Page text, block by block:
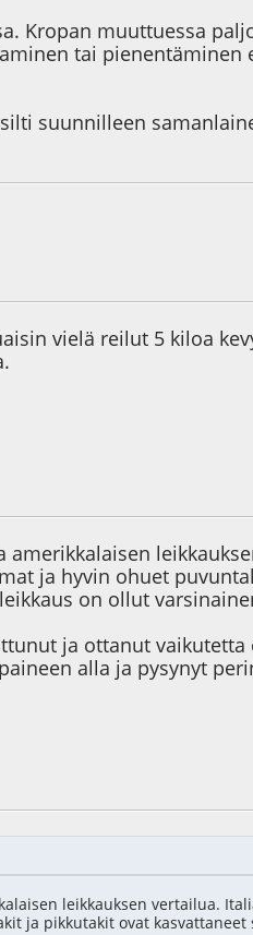
Kropan muuttuessa
tai pienentäminen
suunnilleen
vielä reilut 5 kiloa
ja hyvin ohuet
on ollut
ja ottanut
alla ja pysynyt
leikkauksen vertailua.
ja pikkutakit ovat